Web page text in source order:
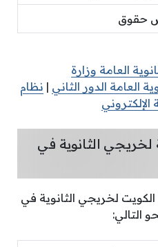
حقوق
العامة وزارة
العامة الدور الثاني | نظام
لخريجي الثانوية في
لخريجي الثانوية في